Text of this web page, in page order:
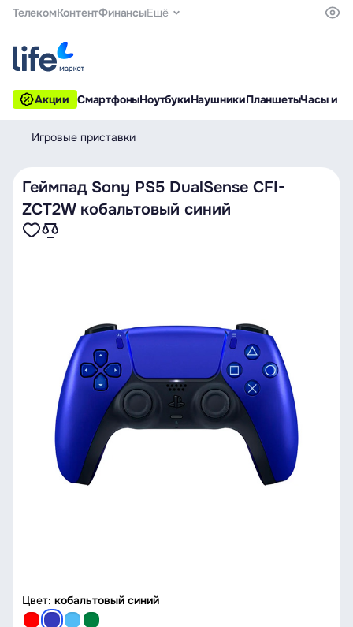
ТелекомКонтентФинансыЕщё
Акции СмартфоныНоутбукиНаушникиПланшетыЧасы и
Игровые приставки
Геймпад Sony PS5 DualSense CFI-
ZCT2W кобальтовый синий
Цвет: кобальтовый синий